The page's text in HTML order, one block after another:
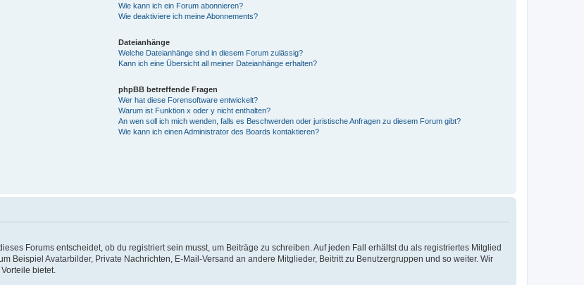
Wie kann ich ein Forum abonnieren?
Wie deaktiviere ich meine Abonnements?
Dateianhänge
Welche Dateianhänge sind in diesem Forum zulässig?
Kann ich eine Übersicht all meiner Dateianhänge erhalten?
phpBB betreffende Fragen
Wer hat diese Forensoftware entwickelt?
Warum ist Funktion x oder y nicht enthalten?
An wen soll ich mich wenden, falls es Beschwerden oder juristische Anfragen zu diesem Forum gibt?
Wie kann ich einen Administrator des Boards kontaktieren?
Forums entscheidet, ob du registriert sein musst, um Beiträge zu schreiben. Auf jeden Fall erhältst du als registriertes Mitglied
Beispiel Avatarbilder, Private Nachrichten, E-Mail-Versand an andere Mitglieder, Beitritt zu Benutzergruppen und so weiter. Wir
bietet.